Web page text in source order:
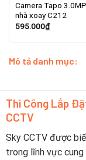
Camera Tapo
nhà xoay C212
595.000₫
Mô tả danh mục:
Thi Công Lắp
CCTV
Sky CCTV được
trong lĩnh vực